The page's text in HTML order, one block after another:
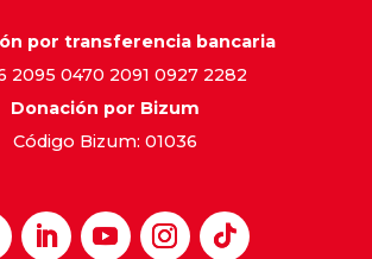
por transferencia bancaria
2095 0470 2091 0927 2282
Donación por Bizum
Código Bizum: 01036